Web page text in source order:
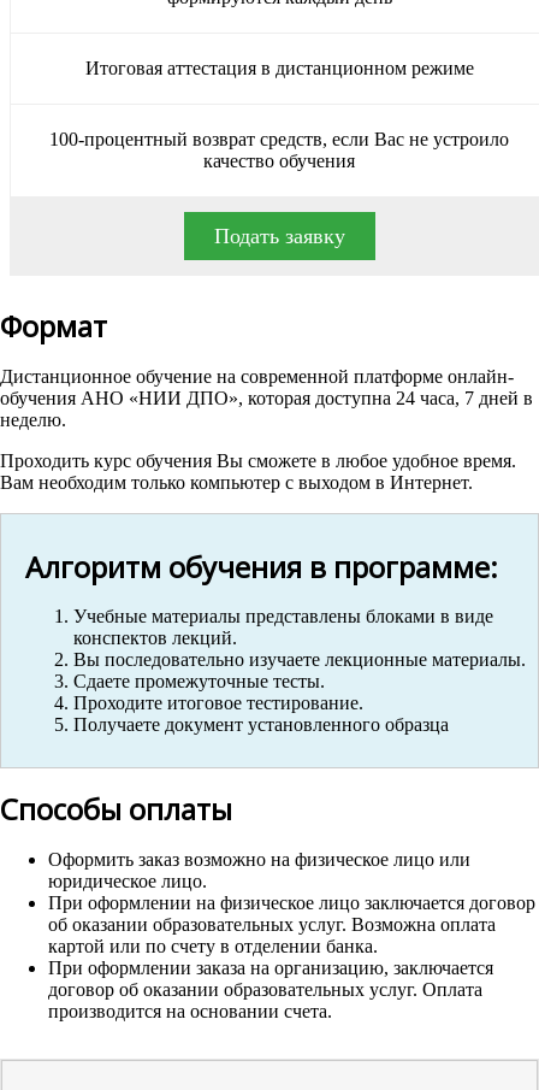
Итоговая аттестация в дистанционном режиме
100-процентный возврат средств, если Вас не устроило
качество обучения
Подать заявку
Формат
Дистанционное обучение на современной платформе онлайн-
обучения АНО «НИИ ДПО», которая доступна 24 часа, 7 дней в
неделю.
Проходить курс обучения Вы сможете в любое удобное время.
Вам необходим только компьютер с выходом в Интернет.
Алгоритм обучения в программе:
Учебные материалы представлены блоками в виде
конспектов лекций.
Вы последовательно изучаете лекционные материалы.
Сдаете промежуточные тесты.
Проходите итоговое тестирование.
Получаете документ установленного образца
Способы оплаты
Оформить заказ возможно на физическое лицо или
юридическое лицо.
При оформлении на физическое лицо заключается договор
об оказании образовательных услуг. Возможна оплата
картой или по счету в отделении банка.
При оформлении заказа на организацию, заключается
договор об оказании образовательных услуг. Оплата
производится на основании счета.